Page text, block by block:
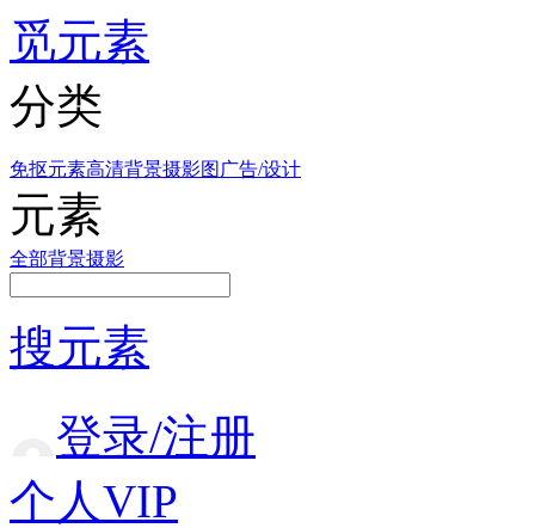
觅元素
分类
免抠元素高清背景摄影图 广告/设计
元素
全部背景摄影
搜元素
登录/注册
个人VIP